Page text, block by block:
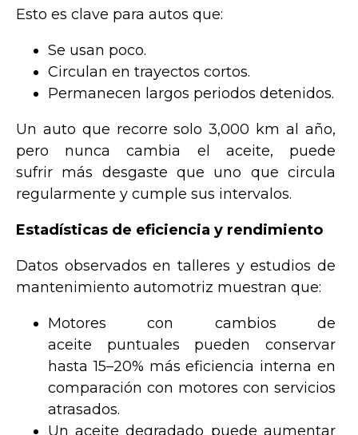
Esto es clave para autos que:
Se usan poco.
Circulan en trayectos cortos.
Permanecen largos periodos detenidos.
Un auto que recorre solo 3,000 km al año,
pero nunca cambia el aceite, puede
sufrir más desgaste que uno que circula
regularmente y cumple sus intervalos.
Estadísticas de eficiencia y rendimiento
Datos observados en talleres y estudios de
mantenimiento automotriz muestran que:
Motores con cambios de
aceite puntuales pueden conservar
hasta 15–20% más eficiencia interna en
comparación con motores con servicios
atrasados.
Un aceite degradado puede aumentar